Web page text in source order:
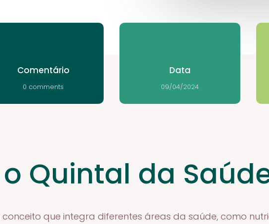
Comentário
0 comments
Data
09/04/2024
Quintal da
conceito que integra diferentes áreas da saúde, como